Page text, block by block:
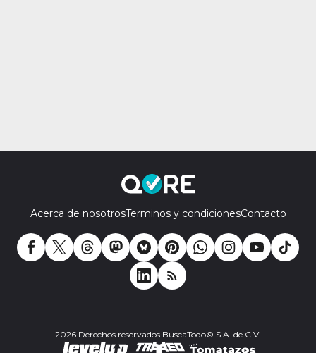
Acerca de nosotrosTerminos y condicionesContacto
2026 Derechos reservados BuscaTodo© S.A. de C.V.